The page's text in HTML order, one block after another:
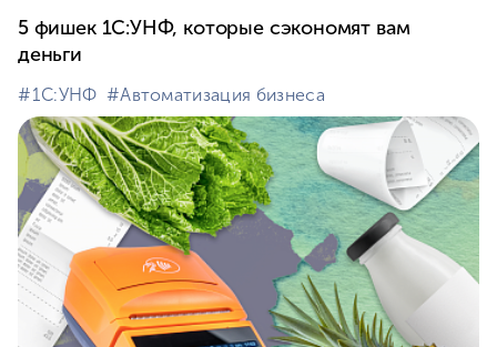
5 фишек 1С:УНФ, которые сэкономят вам
деньги
#⁣1С:УНФ #⁣Автоматизация бизнеса